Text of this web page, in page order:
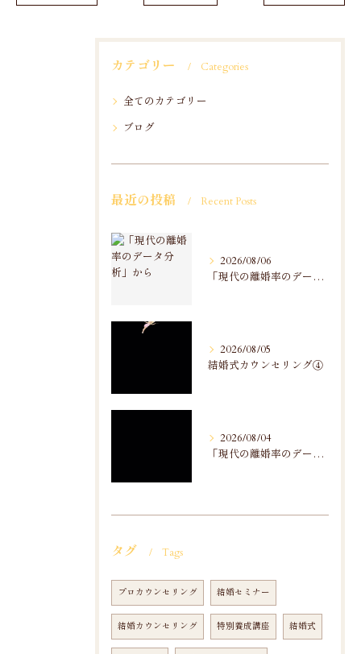
カテゴリー Categories
全てのカテゴリー
ブログ
最近の投稿 Recent Posts
2026/08/06
「現代の離婚率のデータ分析」から
2026/08/05
結婚式カウンセリング④
2026/08/04
「現代の離婚率のデータ分析」から
タグ Tags
プロカウンセリング 結婚セミナー
結婚カウンセリング 特別養成講座 結婚式